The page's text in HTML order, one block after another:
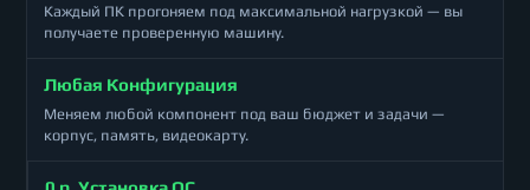
Каждый ПК прогоняем под максимальной нагрузкой — вы
получаете проверенную машину.
Любая Конфигурация
Меняем любой компонент под ваш бюджет и задачи —
корпус, память, видеокарту.